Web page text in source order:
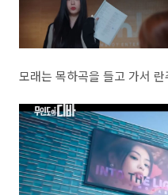
모래는 목하곡을 들고 가서